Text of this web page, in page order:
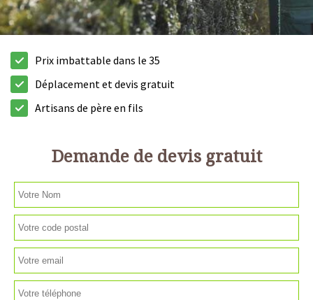
Prix imbattable dans le 35
Déplacement et devis gratuit
Artisans de père en fils
Demande de devis gratuit